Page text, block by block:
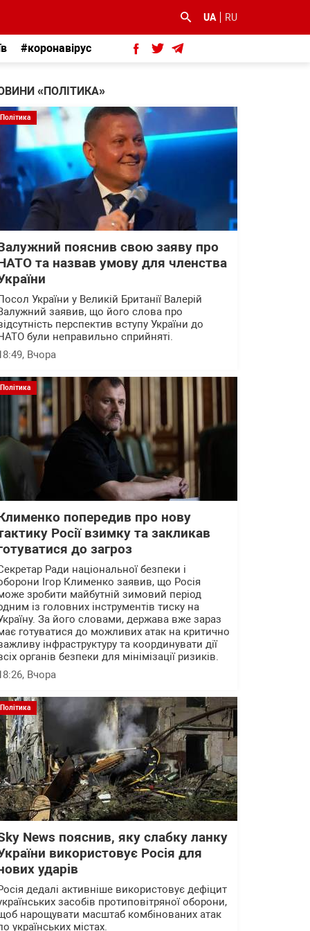
UA RU
#коронавірус
«ПОЛІТИКА»
Політика
пояснив свою заяву про
та назвав умову для членства
України у Великій Британії Валерій
заявив, що його слова про
перспектив вступу України до
були неправильно сприйняті.
, Вчора
Політика
попередив про нову
Росії взимку та закликав
до загроз
Ради національної безпеки і
Ігор Клименко заявив, що Росія
зробити майбутній зимовий період
із головних інструментів тиску на
За його словами, держава вже зараз
готуватися до можливих атак на критично
інфраструктуру та координувати дії
органів безпеки для мінімізації ризиків.
, Вчора
Політика
News пояснив, яку слабку ланку
використовує Росія для
ударів
дедалі активніше використовує дефіцит
засобів протиповітряної оборони,
нарощувати масштаб комбінованих атак
українських містах.